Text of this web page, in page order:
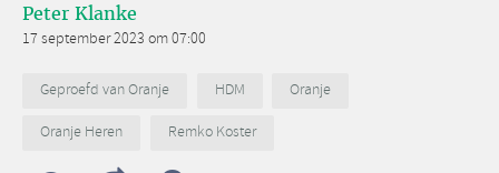
Peter Klanke
17 september 2023 om 07:00
Geproefd van Oranje HDM
Oranje
Oranje Heren
Remko Koster